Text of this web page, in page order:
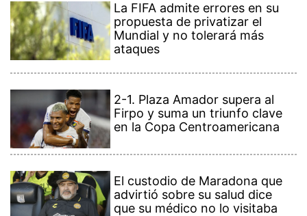
La FIFA admite errores en su
propuesta de privatizar el
Mundial y no tolerará más
ataques
2-1. Plaza Amador supera al
Firpo y suma un triunfo clave
en la Copa Centroamericana
El custodio de Maradona que
advirtió sobre su salud dice
que su médico no lo visitaba